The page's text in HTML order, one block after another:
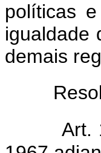
políticas
igualdade
demais
Art.